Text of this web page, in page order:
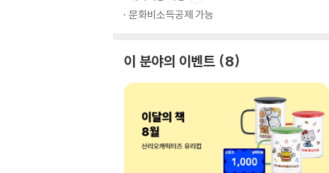
문화비소득공제 가능
이 분야의 이벤트 8